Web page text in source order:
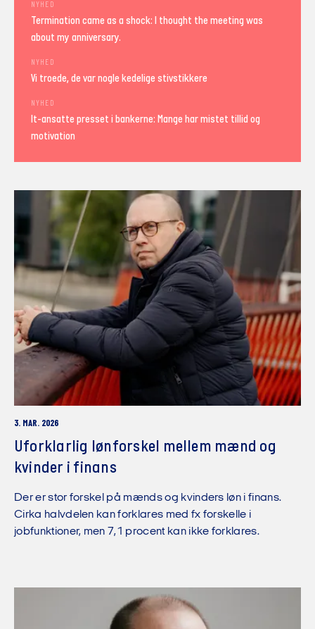
NYHED
Termination came as a shock: I thought the meeting was
about my anniversary.
NYHED
Vi troede, de var nogle kedelige stivstikkere
NYHED
It-ansatte presset i bankerne: Mange har mistet tillid og
motivation
3. MAR. 2026
Uforklarlig lønforskel mellem mænd og
kvinder i finans
Der er stor forskel på mænds og kvinders løn i finans.
Cirka halvdelen kan forklares med fx forskelle i
jobfunktioner, men 7,1 procent kan ikke forklares.